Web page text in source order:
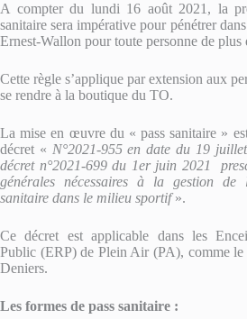
A compter du lundi 16 août 2021, la
sanitaire sera impérative pour pénétrer
Ernest-Wallon pour toute personne de plus
Cette règle s’applique par extension aux
se rendre à la boutique du TO.
La mise en œuvre du « pass sanitaire »
décret « N°2021-955 en date du 19
décret n°2021-699 du 1er juin 2021
générales nécessaires à la gestion
sanitaire dans le milieu sportif».
Ce décret est applicable dans les
Public (ERP) de Plein Air (PA), comme le
Deniers.
Les formes de pass sanitaire :